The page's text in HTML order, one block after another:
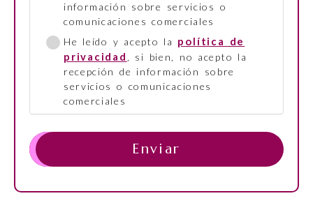
información sobre servicios o
comunicaciones comerciales
He leído y acepto la política de
privacidad , si bien, no acepto la
recepción de información sobre
servicios o comunicaciones
comerciales
Enviar